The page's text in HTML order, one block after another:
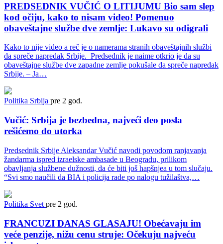
PREDSEDNIK VUČIĆ O LITIJUMU Bio sam slep
kod očiju, kako to nisam video! Pomenuo
obaveštajne službe dve zemlje: Lukavo su odigrali
Kako to nije video a reč je o namerama stranih obaveštajnih službi
da spreče napredak Srbije. Predsednik je naime otkrio je da su
obaveštajne službe dve zapadne zemlje pokušale da spreče napredak
Srbije. – Ja…
Politika Srbija pre 2 god.
Vučić: Srbija je bezbedna, najveći deo posla
rešićemo do utorka
Predsednik Srbije Aleksandar Vučić navodi povodom ranjavanja
žandarma ispred izraelske ambasade u Beogradu, prilikom
obavljanja službene dužnosti, da će biti još hapšnjea u tom slučaju.
“Svi smo naučili da BIA i policija rade po nalogu tužilaštva,…
Politika Svet pre 2 god.
FRANCUZI DANAS GLASAJU! Obećavaju im
veće penzije, nižu cenu struje: Očekuju najveću